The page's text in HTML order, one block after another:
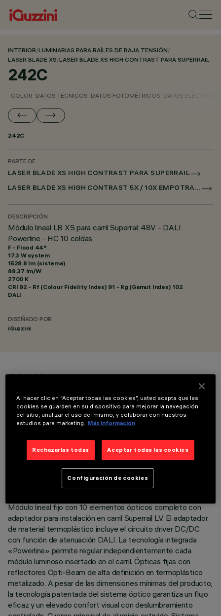
INTERIOR/LUMINARIAS PARA RAÍLES DE BAJA TENSIÓN/
LASER BLADE XS/LASER BLADE XS HIGH CONTRAST PARA SUPERRAIL
242C
COLOR DATOS TÉCNICOS DATOS FOTOMÉTRICOS DATOS
242C
PARTE DE
LASER BLADE XS HIGH CONTRAST PARA SUPERRAIL
LASER BLADE XS HIGH CONTRAST 5X / 10X EMPOTRADO PARA SUPERRAIL DALI POWERLINE
DESCRIPCIÓN
Módulo lineal LB XS para carril Superrail 48V - DALI
Powerline - HC 10 celdas
F - Flood 44°
17.3 W system
1528.8 lm (sistema)
88.37 lm/W
2700 K
CRI 92 - Rf (Colour Fidelity Index) 91 - Rg (Gamut Index) 102
DALI
DISEÑADO POR
iGuzzini
COLOR
DATOS TÉCNICOS
Módulo lineal fijo con 10 elementos ópticos completo con
adaptador para instalación en carril Superrail LV. El adaptador
de material termoplástico incluye el circuito driver DC/DC
con función de atenuación DALI. La tecnología integrada
«Powerline» permite regular independientemente cada
módulo luminoso insertado en el carril. Ópticas fijas con
reflectores Opti-Beam de alta definición en termoplástico
metalizado. A pesar de las dimensiones mínimas del producto,
la tecnología patentada del sistema óptico garantiza un flujo
eficaz y un elevado confort visual con deslumbramiento
Al hacer clic en “Aceptar todas las cookies”, usted acepta que las
cookies se guarden en su dispositivo para mejorar la navegación
del sitio, analizar el uso del mismo, y colaborar con nuestros
estudios para marketing.
Más información
Rechazarlas todas Aceptar todas las cookies
Configuración de cookies